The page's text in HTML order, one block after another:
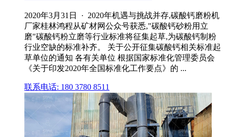
2020年3月31日 · 2020年机遇与挑战并存,碳酸钙磨粉机
厂家桂林鸿程从矿材网公众号获悉,"碳酸钙砂粉用立
磨"碳酸钙粉立磨等行业标准将征集起草,为碳酸钙制粉
行业空缺的标准补齐。 关于公开征集碳酸钙相关标准起
草单位的通知 各有关单位 根据国家标准化管理委员会
《关于印发2020年全国标准化工作要点》的 ...
联系电话: 180 3780 8511